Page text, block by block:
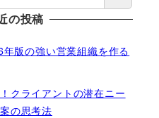
の投稿
版の強い営業組織を作る
クライアントの潜在ニー
の思考法